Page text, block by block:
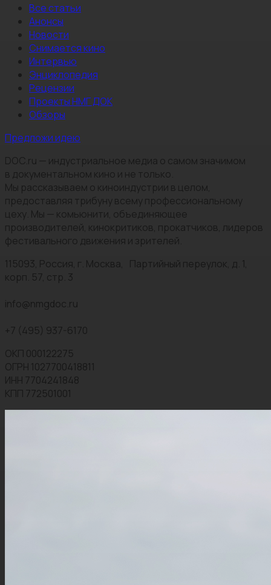
Все статьи
Анонсы
Новости
Снимается кино
Интервью
Энциклопедия
Рецензии
Проекты НМГ ДОК
Обзоры
Предложи идею
DOC.ru — индустриальное медиа о самом значимом
в документальном кино и не только.
Мы рассказываем о киноиндустрии в целом,
предоставляя трибуну всему профессиональному
цеху. Мы — комьюнити, объединяющее
производителей, кинокритиков, прокатчиков, лидеров
фестивального движения и зрителей.
115093, Россия, г. Москва, Партийный переулок, д. 1,
корп. 57, стр. 3
info@nmgdoc.ru
+7 (495) 937-6170
ОКП 000122275
ОГРН 1027700418811
ИНН 7704241848
КПП 772501001